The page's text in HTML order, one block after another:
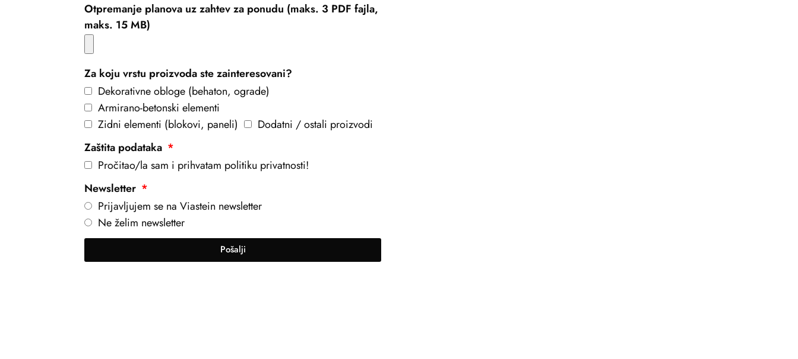
Otpremanje planova uz zahtev za ponudu (maks. 3 PDF fajla,
maks. 15 MB)
Za koju vrstu proizvoda ste zainteresovani?
Dekorativne obloge (behaton, ograde)
Armirano-betonski elementi
Zidni elementi (blokovi, paneli)
Dodatni / ostali proizvodi
Zaštita podataka
Pročitao/la sam i prihvatam politiku privatnosti!
Newsletter
Prijavljujem se na Viastein newsletter
Ne želim newsletter
Pošalji